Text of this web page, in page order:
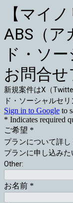
【マイ
ABS（ア
ド・ソ
お問合
新規案件はX（
ド・ソーシャルセ
Sign in to Google to
* Indicates required
ご希望 *
プランについて詳し
プランに申し込みた
Other:
お名前 *